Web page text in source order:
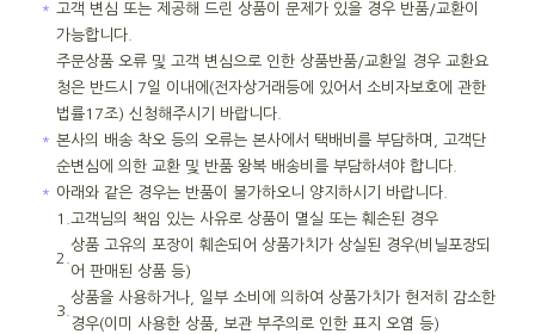
＊ 고객 변심 또는 제공해 드린 상품이 문제가 있을 경우 반품/교환이
가능합니다.
주문상품 오류 및 고객 변심으로 인한 상품반품/교환일 경우 교환요
청은 반드시 7일 이내에(전자상거래등에 있어서 소비자보호에 관한
법률17조) 신청해주시기 바랍니다.
＊ 본사의 배송 착오 등의 오류는 본사에서 택배비를 부담하며, 고객단
순변심에 의한 교환 및 반품 왕복 배송비를 부담하셔야 합니다.
＊ 아래와 같은 경우는 반품이 불가하오니 양지하시기 바랍니다.
1. 고객님의 책임 있는 사유로 상품이 멸실 또는 훼손된 경우
2.
상품 고유의 포장이 훼손되어 상품가치가 상실된 경우(비닐포장되
어 판매된 상품 등)
3.
상품을 사용하거나, 일부 소비에 의하여 상품가치가 현저히 감소한
경우(이미 사용한 상품, 보관 부주의로 인한 표지 오염 등)